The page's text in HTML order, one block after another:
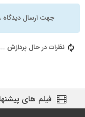
جهت ارسال دیدگاه
نظرات در حال پردازش ...
فیلم های